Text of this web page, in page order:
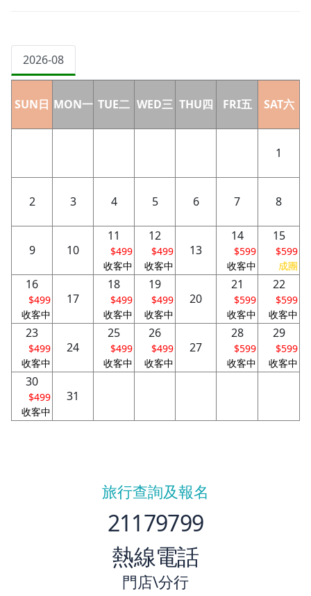
2026-08
SUN日 MON一 TUE二 WED三 THU四 FRI五 SAT六
1
2 3 4 5 6 7 8
9 10
11
$499
收客中
12
$499
收客中
13
14
$599
收客中
15
$599
成團
16
$499
收客中
17
18
$499
收客中
19
$499
收客中
20
21
$599
收客中
22
$599
收客中
23
$499
收客中
24
25
$499
收客中
26
$499
收客中
27
28
$599
收客中
29
$599
收客中
30
$499
收客中
31
旅行查詢及報名
21179799
熱線電話
門店\分行